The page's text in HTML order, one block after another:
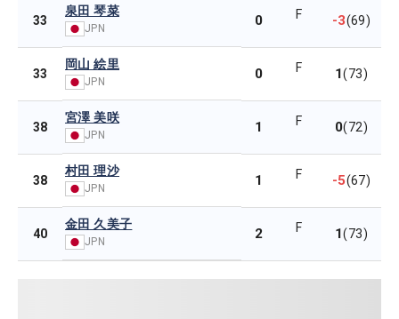
33
泉田 琴菜
JPN 0 F -3(69)
33
岡山 絵里
JPN 0 F 1(73)
38
宮澤 美咲
JPN 1 F 0(72)
38
村田 理沙
JPN 1 F -5(67)
40
金田 久美子
JPN 2 F 1(73)